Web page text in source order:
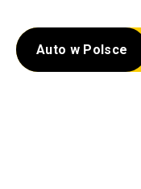
Auto w Polsce